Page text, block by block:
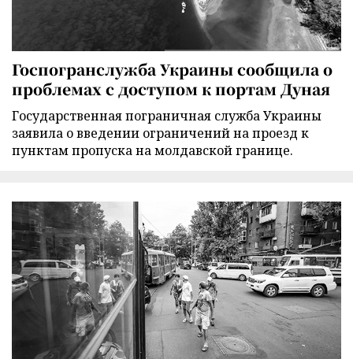
Госпогранслужба Украины сообщила о
проблемах с доступом к портам Дуная
Государственная пограничная служба Украины
заявила о введении ограничений на проезд к
пунктам пропуска на молдавской границе.